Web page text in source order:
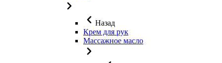
Назад
Крем для рук
Массажное масло